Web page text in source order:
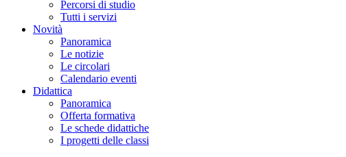
Percorsi di studio
Tutti i servizi
Novità
Panoramica
Le notizie
Le circolari
Calendario eventi
Didattica
Panoramica
Offerta formativa
Le schede didattiche
I progetti delle classi